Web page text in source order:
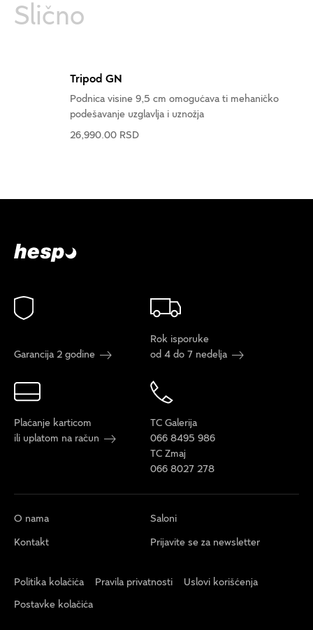
Slično
Tripod GN
Podnica visine 9,5 cm omogućava ti mehaničko
podešavanje uzglavlja i uznožja
26,990.00 RSD
Garancija 2 godine
Rok isporuke
od 4 do 7 nedelja
Plaćanje karticom
ili uplatom na račun
TC Galerija
066 8495 986
TC Zmaj
066 8027 278
O nama
Saloni
Kontakt
Prijavite se za newsletter
Politika kolačića Pravila privatnosti
Uslovi korišćenja
Postavke kolačića